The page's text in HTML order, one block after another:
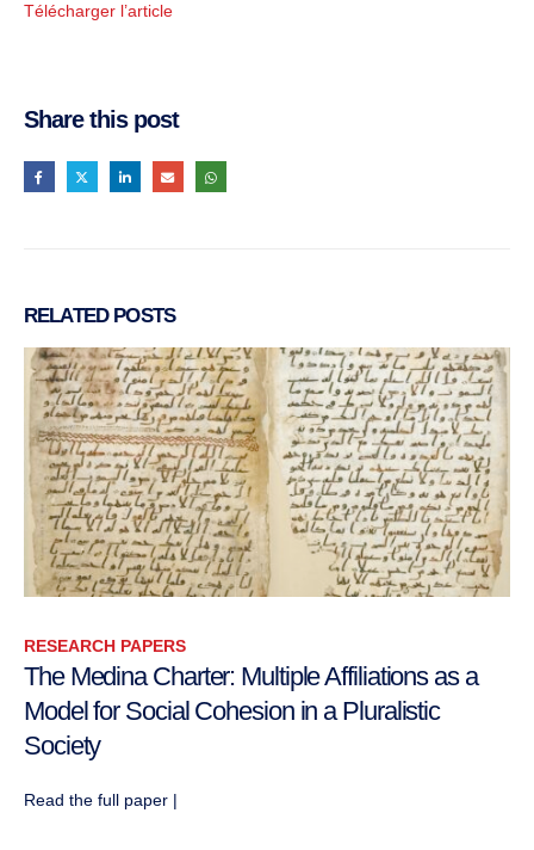
Télécharger l’article
Share this post
RELATED POSTS
RESEARCH PAPERS
Tribes and Religious Institutions in Iraq
31 January 2018